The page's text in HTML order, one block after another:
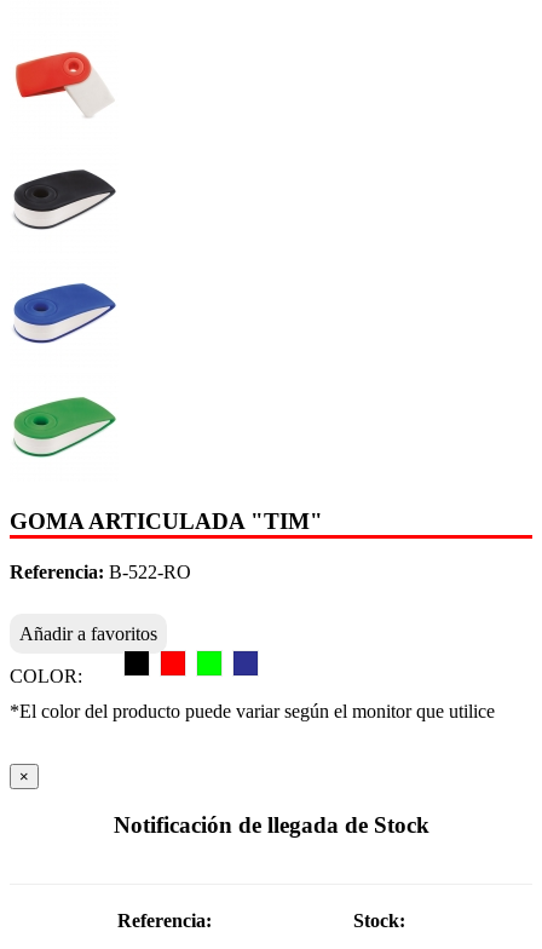
GOMA ARTICULADA "TIM"
Referencia: B-522-RO
Añadir a favoritos
COLOR:
*El color del producto puede variar según el monitor que utilice
×
Notificación de llegada de Stock
Referencia: Stock: